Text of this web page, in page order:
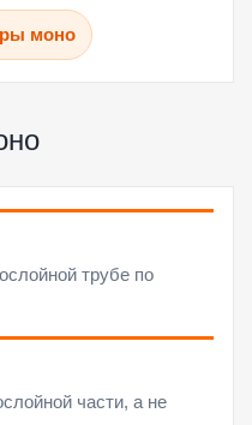
моно
трубе по
части, а не